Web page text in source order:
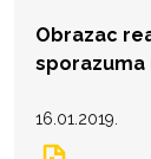
Obrazac
sporazuma
16.01.2019.